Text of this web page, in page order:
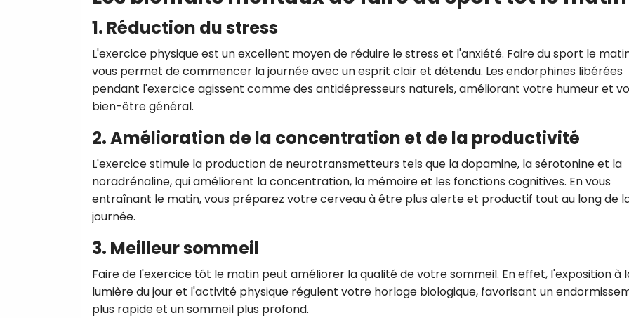
1. Réduction du stress
L'exercice physique est un excellent moyen de réduire le stress et l'anxiété. Faire du sport le
vous permet de commencer la journée avec un esprit clair et détendu. Les endorphines libérées
pendant l'exercice agissent comme des antidépresseurs naturels, améliorant votre humeur et
bien-être général.
2. Amélioration de la concentration et de la productivité
L'exercice stimule la production de neurotransmetteurs tels que la dopamine, la sérotonine et la
noradrénaline, qui améliorent la concentration, la mémoire et les fonctions cognitives. En vous
entraînant le matin, vous préparez votre cerveau à être plus alerte et productif tout au long de
journée.
3. Meilleur sommeil
Faire de l'exercice tôt le matin peut améliorer la qualité de votre sommeil. En effet, l'exposition à
lumière du jour et l'activité physique régulent votre horloge biologique, favorisant un
plus rapide et un sommeil plus profond.